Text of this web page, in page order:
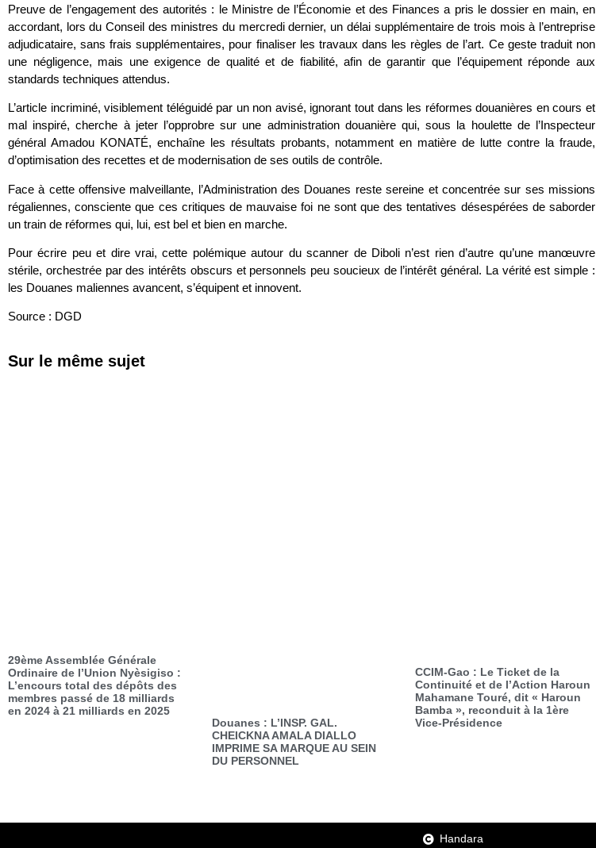
Preuve de l’engagement des autorités : le Ministre de l’Économie et des Finances a pris le dossier en main, en
accordant, lors du Conseil des ministres du mercredi dernier, un délai supplémentaire de trois mois à l’entreprise
adjudicataire, sans frais supplémentaires, pour finaliser les travaux dans les règles de l’art. Ce geste traduit non
une négligence, mais une exigence de qualité et de fiabilité, afin de garantir que l’équipement réponde aux
standards techniques attendus.
L’article incriminé, visiblement téléguidé par un non avisé, ignorant tout dans les réformes douanières en cours et
mal inspiré, cherche à jeter l’opprobre sur une administration douanière qui, sous la houlette de l’Inspecteur
général Amadou KONATÉ, enchaîne les résultats probants, notamment en matière de lutte contre la fraude,
d’optimisation des recettes et de modernisation de ses outils de contrôle.
Face à cette offensive malveillante, l’Administration des Douanes reste sereine et concentrée sur ses missions
régaliennes, consciente que ces critiques de mauvaise foi ne sont que des tentatives désespérées de saborder
un train de réformes qui, lui, est bel et bien en marche.
Pour écrire peu et dire vrai, cette polémique autour du scanner de Diboli n’est rien d’autre qu’une manœuvre
stérile, orchestrée par des intérêts obscurs et personnels peu soucieux de l’intérêt général. La vérité est simple :
les Douanes maliennes avancent, s’équipent et innovent.
Source : DGD
Sur le même sujet
29ème Assemblée Générale
Ordinaire de l’Union Nyèsigiso :
L’encours total des dépôts des
membres passé de 18 milliards
en 2024 à 21 milliards en 2025
Douanes : L’INSP. GAL.
CHEICKNA AMALA DIALLO
IMPRIME SA MARQUE AU SEIN
DU PERSONNEL
CCIM-Gao : Le Ticket de la
Continuité et de l’Action Haroun
Mahamane Touré, dit « Haroun
Bamba », reconduit à la 1ère
Vice-Présidence
Handara